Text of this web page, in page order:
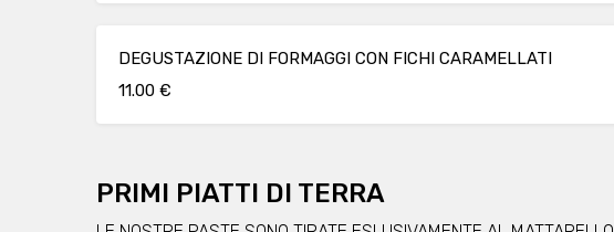
DEGUSTAZIONE DI FORMAGGI CON FICHI CARAMELLATI
11.00 €
PRIMI PIATTI DI TERRA